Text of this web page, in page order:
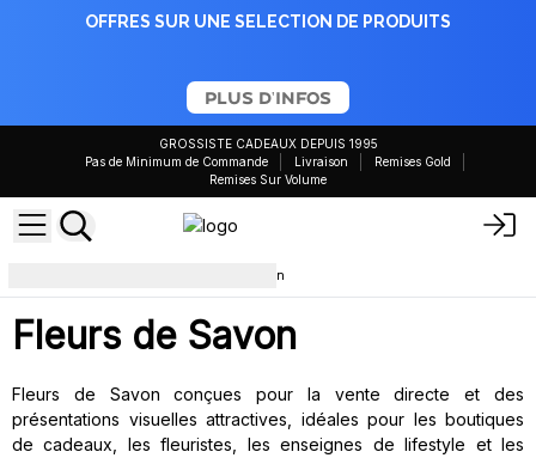
OFFRES SUR UNE SELECTION DE PRODUITS
PLUS D'INFOS
GROSSISTE CADEAUX DEPUIS 1995
Pas de Minimum de Commande
Livraison
Remises Gold
Remises Sur Volume
Fleurs de savon
Fleurs de Savon
Fleurs de Savon conçues pour la vente directe et des
présentations visuelles attractives, idéales pour les boutiques
de cadeaux, les fleuristes, les enseignes de lifestyle et les